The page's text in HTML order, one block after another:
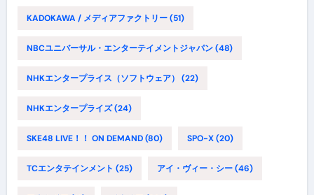
KADOKAWA / メディアファクトリー(51)
NBCユニバーサル・エンターテイメントジャパン(48)
NHKエンタープライス（ソフトウェア） (22)
NHKエンタープライズ(24)
SKE48 LIVE！！ ON DEMAND(80) SPO-X(20)
TCエンタテインメント (25) アイ・ヴィー・シー(46)